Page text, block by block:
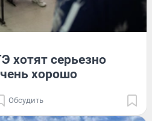
хотят серьезно
хорошо
Обсудить